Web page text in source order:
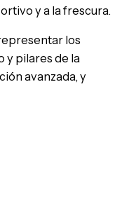
y a la frescura.
los
y pilares de la
avanzada, y